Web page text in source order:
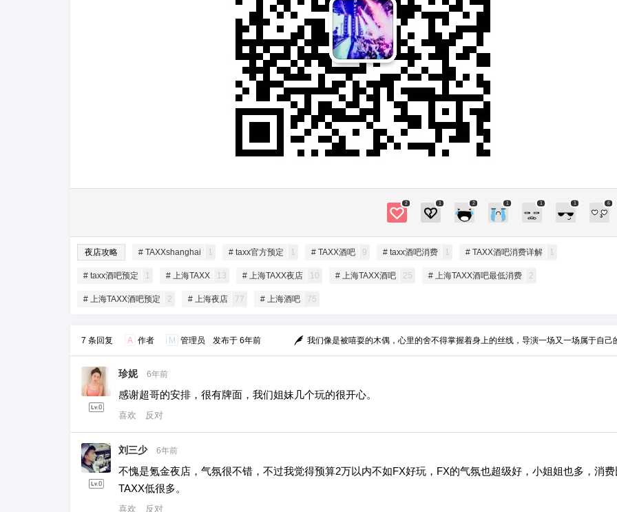
2 1 2 1 1 1 6
夜店攻略 # TAXXshanghai 1 # taxx官方预定 1 # TAXX酒吧 9 # taxx酒吧消费 1 # TAXX酒吧消费详解 1
# taxx酒吧预定 1 # 上海TAXX 13 # 上海TAXX夜店 10 # 上海TAXX酒吧 25 # 上海TAXX酒吧最低消费 2
# 上海TAXX酒吧预定 2 # 上海夜店 77 # 上海酒吧 75
由于TAXX酒吧是上海最火的夜店之一，位置非常
紧张，如果来玩的一定要提前预定，尤其是周
末，想要定到好的位置最好要提前一天预定，如
果临时来需要竞价才能拿到卡。 博主介绍：上海
夜店网站长，经常去上海各大夜店玩耍，和每家
夜店都有点关系，可以提供夜店订台，如果你有
关于夜店座位预定、酒的价格、消费情况、卡座
预定，包房预定、举办生日Party等相关的问题可
以加我微信咨询，电话(同微信)：1306266050
7 条回复 A 作者 M 管理员 我们像是被嘻耍的木偶，心里的舍不得掌握着身上的丝线，导演一场又一场属于自己
发布于 6年前
珍妮 6年前
感谢超哥的安排，很有牌面，我们姐妹几个玩的很开心。
喜欢 反对
刘三少 6年前
不愧是氪金夜店，气氛很不错，不过我觉得预算2万以内不如FX好玩，FX的气氛也超级好，小姐姐也多，消费
TAXX低很多。
喜欢 反对